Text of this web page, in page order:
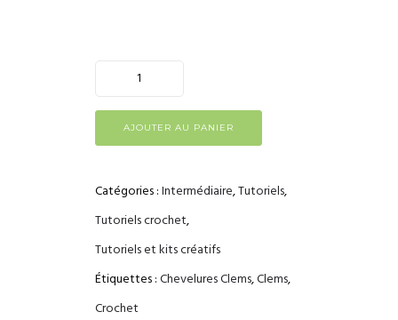
AJOUTER AU PANIER
Catégories :Intermédiaire,Tutoriels,
Tutoriels crochet,
Tutoriels et kits créatifs
Étiquettes :Chevelures Clems,Clems,
Crochet